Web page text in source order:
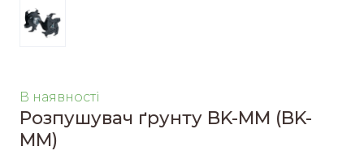
В наявності
Розпушувач ґрунту BK-MM (BK-
MM)